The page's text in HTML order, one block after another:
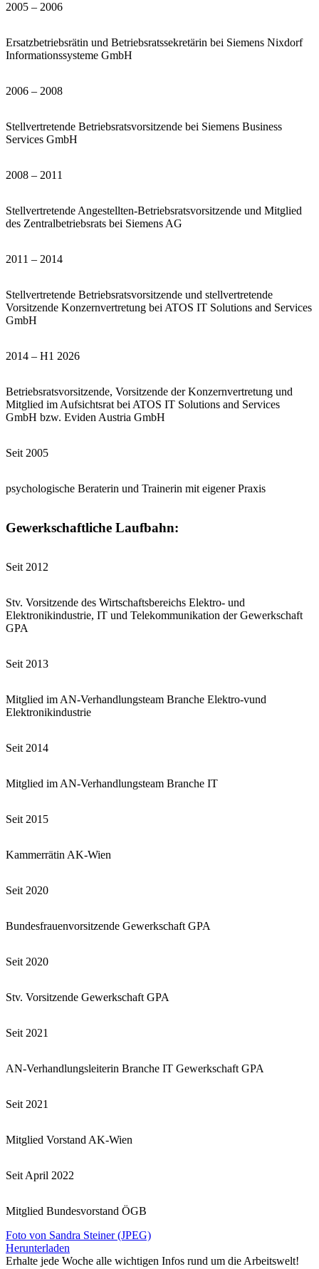
2005 – 2006
Ersatzbetriebsrätin und Betriebsratssekretärin bei Siemens Nixdorf
Informationssysteme GmbH
2006 – 2008
Stellvertretende Betriebsratsvorsitzende bei Siemens Business
Services GmbH
2008 – 2011
Stellvertretende Angestellten-Betriebsratsvorsitzende und Mitglied
des Zentralbetriebsrats bei Siemens AG
2011 – 2014
Stellvertretende Betriebsratsvorsitzende und stellvertretende
Vorsitzende Konzernvertretung bei ATOS IT Solutions and Services
GmbH
2014 – H1 2026
Betriebsratsvorsitzende, Vorsitzende der Konzernvertretung und
Mitglied im Aufsichtsrat bei ATOS IT Solutions and Services
GmbH bzw. Eviden Austria GmbH
Seit 2005
psychologische Beraterin und Trainerin mit eigener Praxis
Gewerkschaftliche Laufbahn:
Seit 2012
Stv. Vorsitzende des Wirtschaftsbereichs Elektro- und
Elektronikindustrie, IT und Telekommunikation der Gewerkschaft
GPA
Seit 2013
Mitglied im AN-Verhandlungsteam Branche Elektro-vund
Elektronikindustrie
Seit 2014
Mitglied im AN-Verhandlungsteam Branche IT
Seit 2015
Kammerrätin AK-Wien
Seit 2020
Bundesfrauenvorsitzende Gewerkschaft GPA
Seit 2020
Stv. Vorsitzende Gewerkschaft GPA
Seit 2021
AN-Verhandlungsleiterin Branche IT Gewerkschaft GPA
Seit 2021
Mitglied Vorstand AK-Wien
Seit April 2022
Mitglied Bundesvorstand ÖGB
Foto von Sandra Steiner (JPEG)
Herunterladen
Erhalte jede Woche alle wichtigen Infos rund um die Arbeitswelt!